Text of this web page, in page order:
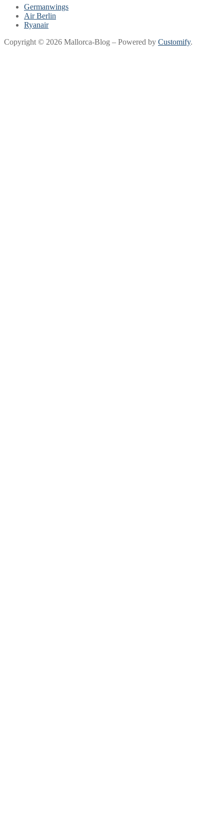
Germanwings
Air Berlin
Ryanair
Copyright © 2026 Mallorca-Blog – Powered by Customify.